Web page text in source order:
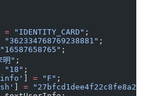
= "IDENTITY_CARD" ;
"362334768769238881" ;
"16587658765" ;
明" ;
"18" ;
= "F" ;
=